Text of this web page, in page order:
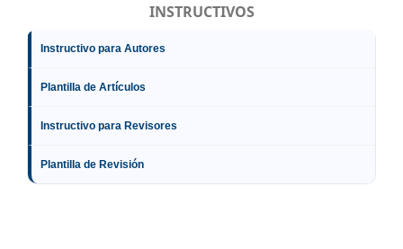
INSTRUCTIVOS
Instructivo para Autores
Plantilla de Artículos
Instructivo para Revisores
Plantilla de Revisión